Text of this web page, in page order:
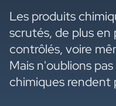
Les produits
scrutés, de plus en
contrôlés, voire
Mais n'oublions
chimiques rendent